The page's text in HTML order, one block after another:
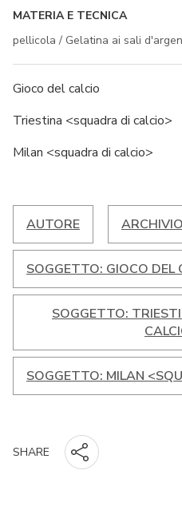
MATERIA E TECNICA
pellicola / Gelatina ai sali
Gioco del calcio
Triestina <squadra di calcio>
Milan <squadra di calcio>
AUTORE ARCHIVIO
SOGGETTO: GIOCO DEL
SOGGETTO:
SOGGETTO: MILAN
SHARE